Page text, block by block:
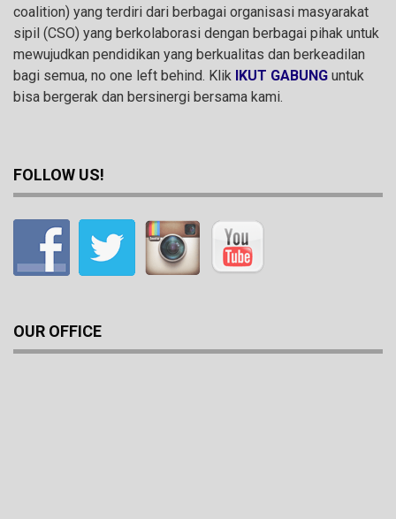
coalition) yang terdiri dari berbagai organisasi masyarakat
sipil (CSO) yang berkolaborasi dengan berbagai pihak untuk
mewujudkan pendidikan yang berkualitas dan berkeadilan
bagi semua, no one left behind. Klik IKUT GABUNG untuk
bisa bergerak dan bersinergi bersama kami.
FOLLOW US!
OUR OFFICE